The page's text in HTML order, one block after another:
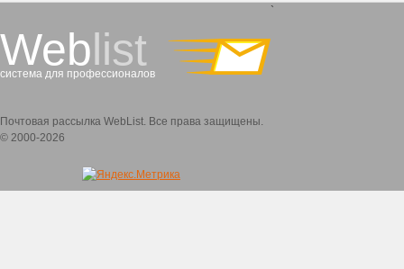
Weblist
система для профессионалов
`
Почтовая рассылка WebList. Все права защищены.
© 2000-2026